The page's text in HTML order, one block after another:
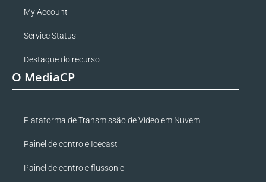
My Account
Service Status
Destaque do recurso
O MediaCP
Plataforma de Transmissão de Vídeo em Nuvem
Painel de controle Icecast
Painel de controle flussonic